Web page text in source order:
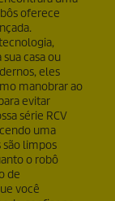
oferece
casa ou
eles
manobrar ao
evitar
série RCV
uma
são limpos
o robô
de
você